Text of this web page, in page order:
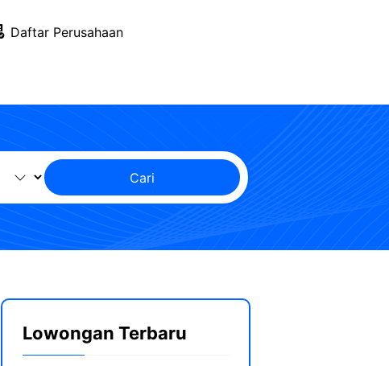
Daftar Perusahaan
Cari
Lowongan Terbaru